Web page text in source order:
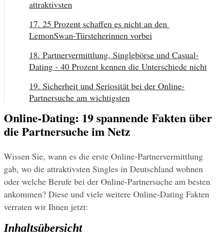
attraktivsten
17. 25 Prozent schaffen es nicht an den
LemonSwan-Türsteherinnen vorbei
18. Partnervermittlung, Singlebörse und Casual-
Dating - 40 Prozent kennen die Unterschiede nicht
19. Sicherheit und Seriosität bei der Online-
Partnersuche am wichtigsten
Online-Dating: 19 spannende Fakten über
die Partnersuche im Netz
Wissen Sie, wann es die erste Online-Partnervermittlung
gab, wo die attraktivsten Singles in Deutschland wohnen
oder welche Berufe bei der Online-Partnersuche am besten
ankommen? Diese und viele weitere Online-Dating Fakten
verraten wir Ihnen jetzt:
Inhaltsübersicht